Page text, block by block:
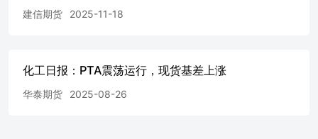
北路233号中信广场3316室电话：020-38909805邮编：
100031 地址：上海市虹口杨树浦路248号瑞丰国际大厦811
室电话：021-63097527邮编：200082 泉州营业部 地址：泉
州市丰泽区丰泽街608号建行大厦14层CB座电话：0595-
建信期货 2025-11-18
化工日报：PTA震荡运行，现货基差上涨
华泰期货 2025-08-26